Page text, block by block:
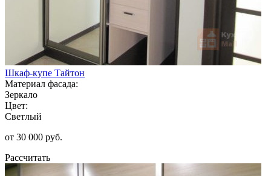
Шкаф-купе Тайтон
Материал фасада:
Зеркало
Цвет:
Светлый
от 30 000 руб.
Рассчитать